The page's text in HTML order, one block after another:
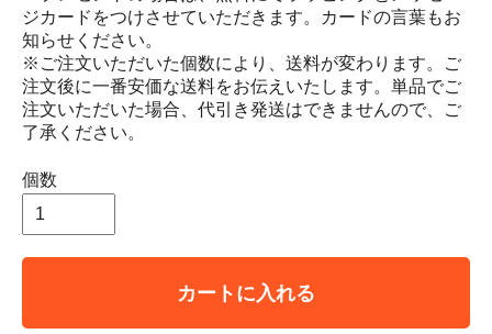
ジカードをつけさせていただきます。カードの言葉もお
知らせください。
※ご注文いただいた個数により、送料が変わります。ご
注文後に一番安価な送料をお伝えいたします。単品でご
注文いただいた場合、代引き発送はできませんので、ご
了承ください。
個数
カートに入れる